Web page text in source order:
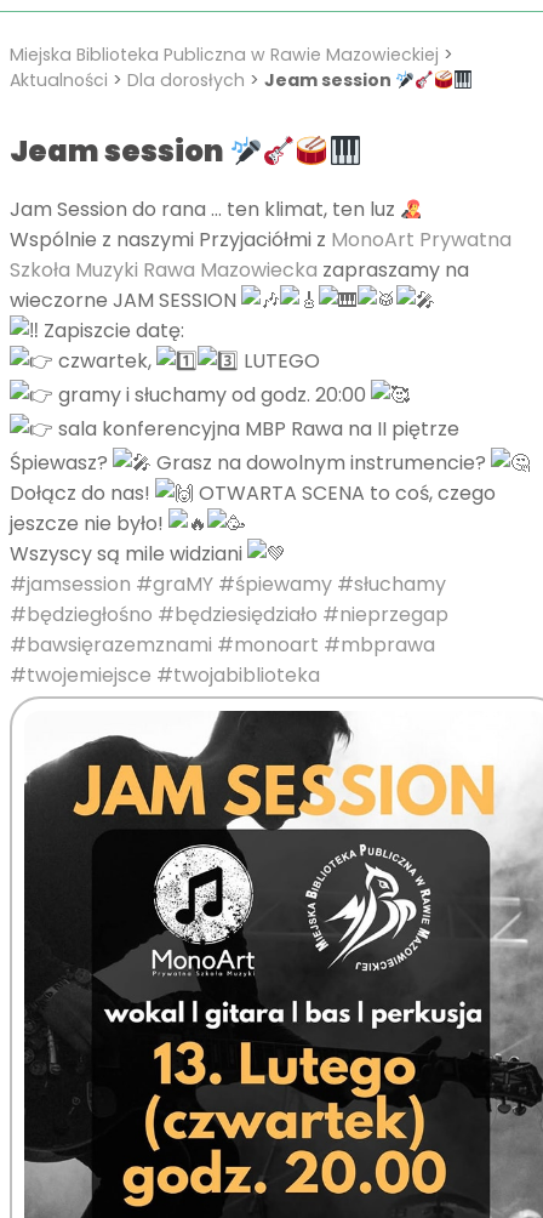
Miejska Biblioteka Publiczna w Rawie Mazowieckiej >
Aktualności > Dla dorosłych > Jeam session
Jeam session
Jam Session do rana … ten klimat, ten luz
Wspólnie z naszymi Przyjaciółmi z MonoArt Prywatna
Szkoła Muzyki Rawa Mazowiecka zapraszamy na
wieczorne JAM SESSION
Zapiszcie datę:
czwartek,
LUTEGO
gramy i słuchamy od godz. 20:00
sala konferencyjna MBP Rawa na II piętrze
Śpiewasz?
Grasz na dowolnym instrumencie?
Dołącz do nas!
OTWARTA SCENA to coś, czego
jeszcze nie było!
Wszyscy są mile widziani
#jamsession #graMY #śpiewamy #słuchamy
#będziegłośno #będziesiędziało #nieprzegap
#bawsięrazemznami #monoart #mbprawa
#twojemiejsce #twojabiblioteka